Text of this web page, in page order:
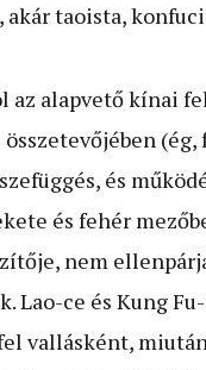
taoista,
az alapvető kínai
és
és fehér
nem
Lao-ce és Kung
vallásként,